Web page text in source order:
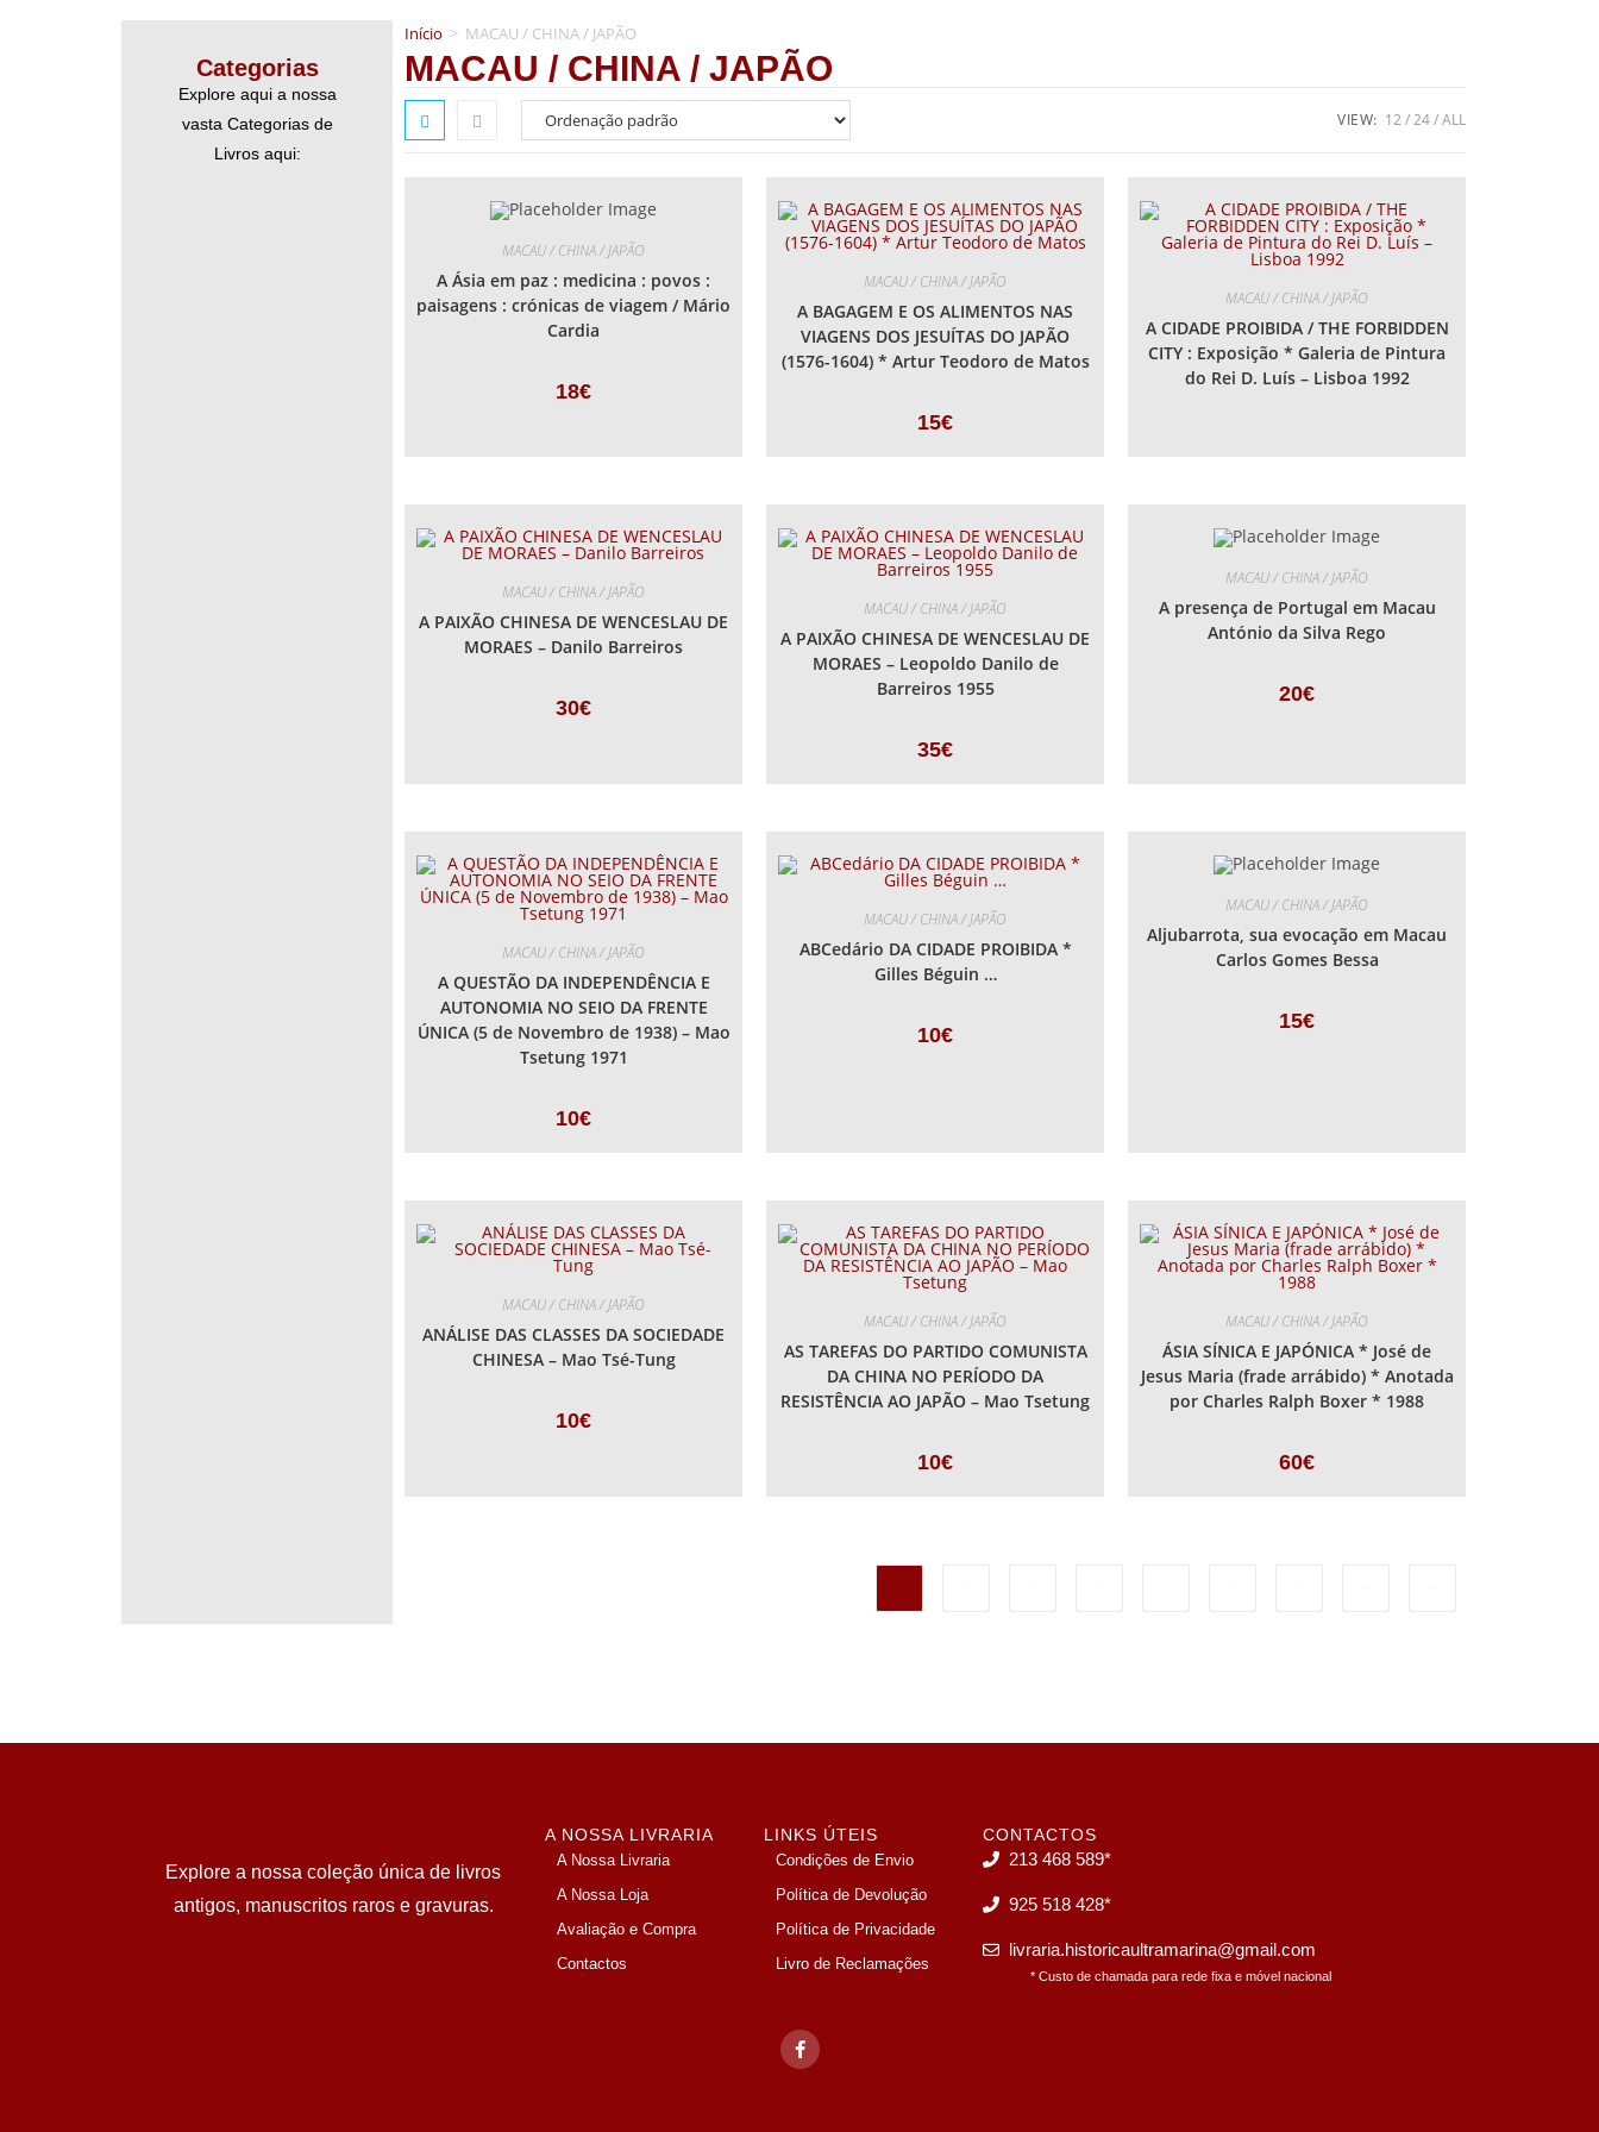
Categorias
Explore aqui a nossa
vasta Categorias de
Livros aqui:
Início > MACAU / CHINA / JAPÃO
MACAU / CHINA / JAPÃO
VIEW: 12 24 ALL
MACAU / CHINA / JAPÃO
A Ásia em paz : medicina : povos :
paisagens : crónicas de viagem / Mário
Cardia
18€
MACAU / CHINA / JAPÃO
A BAGAGEM E OS ALIMENTOS NAS
VIAGENS DOS JESUÍTAS DO JAPÃO
(1576-1604) * Artur Teodoro de Matos
15€
MACAU / CHINA / JAPÃO
A CIDADE PROIBIDA / THE FORBIDDEN
CITY : Exposição * Galeria de Pintura
do Rei D. Luís – Lisboa 1992
MACAU / CHINA / JAPÃO
A PAIXÃO CHINESA DE WENCESLAU DE
MORAES – Danilo Barreiros
30€
MACAU / CHINA / JAPÃO
A PAIXÃO CHINESA DE WENCESLAU DE
MORAES – Leopoldo Danilo de
Barreiros 1955
35€
MACAU / CHINA / JAPÃO
A presença de Portugal em Macau
António da Silva Rego
20€
MACAU / CHINA / JAPÃO
A QUESTÃO DA INDEPENDÊNCIA E
AUTONOMIA NO SEIO DA FRENTE
ÚNICA (5 de Novembro de 1938) – Mao
Tsetung 1971
10€
MACAU / CHINA / JAPÃO
ABCedário DA CIDADE PROIBIDA *
Gilles Béguin …
10€
MACAU / CHINA / JAPÃO
Aljubarrota, sua evocação em Macau
Carlos Gomes Bessa
15€
MACAU / CHINA / JAPÃO
ANÁLISE DAS CLASSES DA SOCIEDADE
CHINESA – Mao Tsé-Tung
10€
MACAU / CHINA / JAPÃO
AS TAREFAS DO PARTIDO COMUNISTA
DA CHINA NO PERÍODO DA
RESISTÊNCIA AO JAPÃO – Mao Tsetung
10€
MACAU / CHINA / JAPÃO
ÁSIA SÍNICA E JAPÓNICA * José de
Jesus Maria (frade arrábido) * Anotada
por Charles Ralph Boxer * 1988
60€
Explore a nossa coleção única de livros
antigos, manuscritos raros e gravuras.
A NOSSA LIVRARIA
A Nossa Livraria
A Nossa Loja
Avaliação e Compra
Contactos
LINKS ÚTEIS
Condições de Envio
Política de Devolução
Política de Privacidade
Livro de Reclamações
CONTACTOS
213 468 589*
925 518 428*
livraria.historicaultramarina@gmail.com
* Custo de chamada para rede fixa e móvel nacional